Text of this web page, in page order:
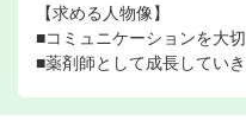
【求める人物像】
■コミュニケーションを大
■薬剤師として成長してい